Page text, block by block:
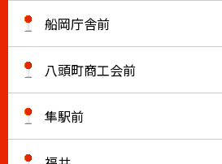
船岡庁舎前
八頭町商工会前
隼駅前